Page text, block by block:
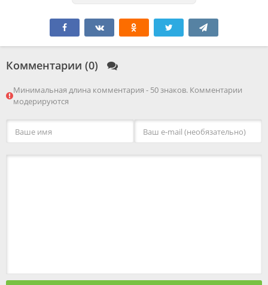
Комментарии (0)
Минимальная длина комментария - 50 знаков. Комментарии
модерируются